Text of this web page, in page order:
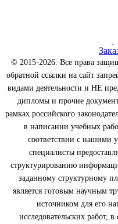
© 2015-2026. Все права
обратной ссылки на сайт
видами деятельности и НЕ
дипломы и прочие
рамках российского
в написании учебных
соответствии с нашими
специалисты
структурированию
заданному структурному
является готовым научным
источником для его
исследовательских работ,